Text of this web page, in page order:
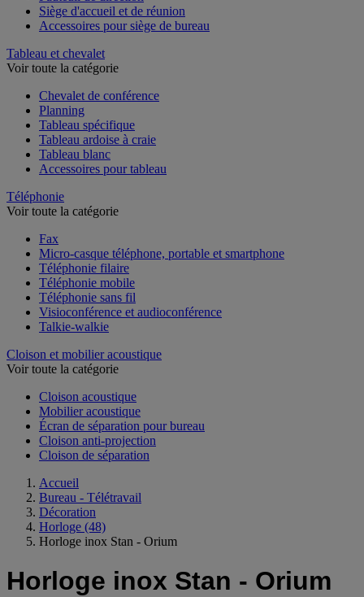
Siège d'accueil et de réunion
Accessoires pour siège de bureau
Tableau et chevalet
Voir toute la catégorie
Chevalet de conférence
Planning
Tableau spécifique
Tableau ardoise à craie
Tableau blanc
Accessoires pour tableau
Téléphonie
Voir toute la catégorie
Fax
Micro-casque téléphone, portable et smartphone
Téléphonie filaire
Téléphonie mobile
Téléphonie sans fil
Visioconférence et audioconférence
Talkie-walkie
Cloison et mobilier acoustique
Voir toute la catégorie
Cloison acoustique
Mobilier acoustique
Écran de séparation pour bureau
Cloison anti-projection
Cloison de séparation
Accueil
Bureau - Télétravail
Décoration
Horloge (48)
Horloge inox Stan - Orium
Horloge inox Stan - Orium